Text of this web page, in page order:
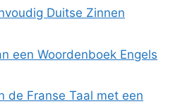
Duitse Zinnen
een Woordenboek Engels
de Franse Taal met een